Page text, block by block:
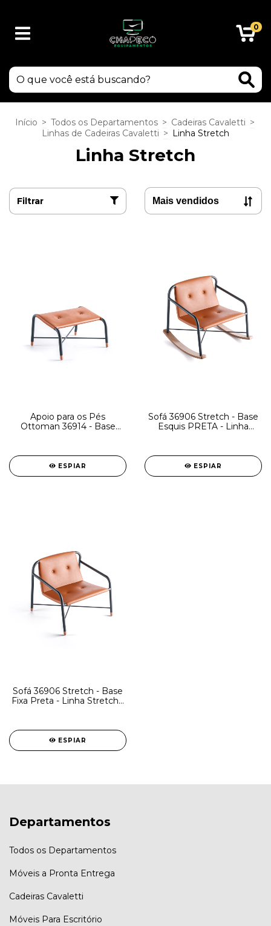
0
Início > Todos os Departamentos > Cadeiras Cavaletti >
Linhas de Cadeiras Cavaletti > Linha Stretch
Linha Stretch
Filtrar
Apoio para os Pés
Ottoman 36914 - Base
ESPIAR
Sofá 36906 Stretch - Base
Esquis PRETA - Linha
ESPIAR
Sofá 36906 Stretch - Base
Fixa Preta - Linha Stretch -
ESPIAR
Departamentos
Todos os Departamentos
Móveis a Pronta Entrega
Cadeiras Cavaletti
Móveis Para Escritório